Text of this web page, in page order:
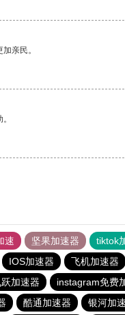
亲民。
速 坚果加速器 tiktok
IOS加速器 飞机加速器
加速器 instagram免费
酷通加速器 银河加